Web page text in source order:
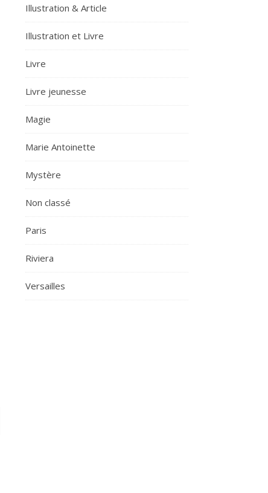
Illustration & Article
Illustration et Livre
Livre
Livre jeunesse
Magie
Marie Antoinette
Mystère
Non classé
Paris
Riviera
Versailles